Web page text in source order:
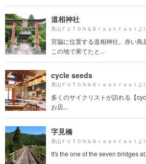
道相神社
美山ＦＵＴＯＮ＆Ｂｒｅａｋｆａｓｔよ
宮脇に位置する道相神社。赤い鳥
この地で果てたと...
cycle seeds
美山ＦＵＴＯＮ＆Ｂｒｅａｋｆａｓｔよ
多くのサイクリストが訪れる【
お店...
字見橋
美山ＦＵＴＯＮ＆Ｂｒｅａｋｆａｓｔよ
It's the one of the seven bridges